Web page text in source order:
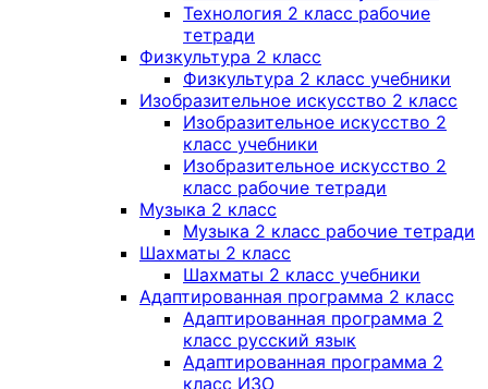
Технология 2 класс рабочие
тетради
Физкультура 2 класс
Физкультура 2 класс учебники
Изобразительное искусство 2 класс
Изобразительное искусство 2
класс учебники
Изобразительное искусство 2
класс рабочие тетради
Музыка 2 класс
Музыка 2 класс рабочие тетради
Шахматы 2 класс
Шахматы 2 класс учебники
Адаптированная программа 2 класс
Адаптированная программа 2
класс русский язык
Адаптированная программа 2
класс ИЗО